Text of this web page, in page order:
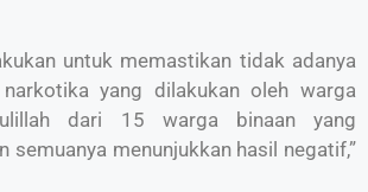
untuk memastikan tidak adanya
narkotika yang dilakukan oleh warga
dari 15 warga binaan yang
semuanya menunjukkan hasil negatif,”